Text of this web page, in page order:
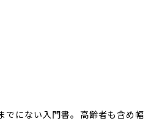
にない入門書。高齢者も含め幅